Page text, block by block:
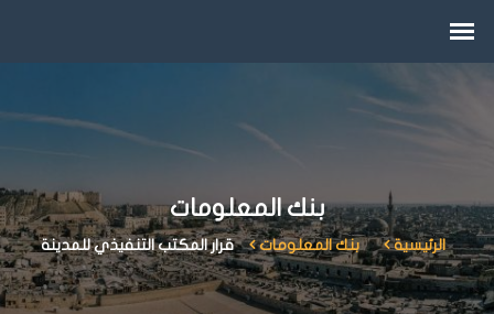
بنك المعلومات
الرئيسية بنك المعلومات قرار المكتب التنفيذي للمدينة